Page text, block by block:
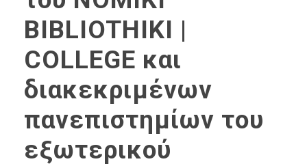
BIBLIOTHIKI |
COLLEGE και
διακεκριμένων
πανεπιστημίων του
εξωτερικού